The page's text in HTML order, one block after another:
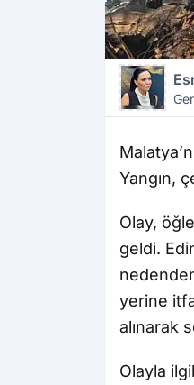
Yangın,
Olay,
geldi.
yerine
alınarak
Olayla